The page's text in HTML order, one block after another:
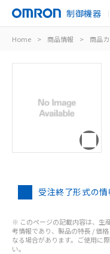
制御機器
Home > 商品情報 > 商品
受注終了形式の
※ このページの記載内容は、生
考情報であり、製品の特長 / 価
なる場合があります。ご使用に
い。